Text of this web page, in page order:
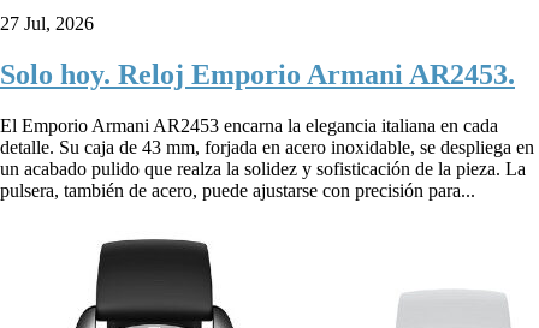
27 Jul, 2026
Solo hoy. Reloj Emporio Armani AR2453.
El Emporio Armani AR2453 encarna la elegancia italiana en cada
detalle. Su caja de 43 mm, forjada en acero inoxidable, se despliega en
un acabado pulido que realza la solidez y sofisticación de la pieza. La
pulsera, también de acero, puede ajustarse con precisión para...